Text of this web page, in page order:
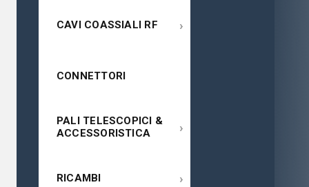
CAVI COASSIALI RF ›
CONNETTORI
PALI TELESCOPICI &
ACCESSORISTICA
›
RICAMBI ›